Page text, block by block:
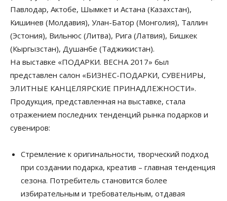
Павлодар, Актобе, Шымкет и Астана (Казахстан),
Кишинев (Молдавия), Улан-Батор (Монголия), Таллин
(Эстония), Вильнюс (Литва), Рига (Латвия), Бишкек
(Кыргызстан), Душанбе (Таджикистан).
На выставке «ПОДАРКИ. ВЕСНА 2017» был
представлен салон «БИЗНЕС-ПОДАРКИ, СУВЕНИРЫ,
ЭЛИТНЫЕ КАНЦЕЛЯРСКИЕ ПРИНАДЛЕЖНОСТИ».
Продукция, представленная на выставке, стала
отражением последних тенденций рынка подарков и
сувениров:
Стремление к оригинальности, творческий подход
при создании подарка, креатив – главная тенденция
сезона. Потребитель становится более
избирательным и требовательным, отдавая